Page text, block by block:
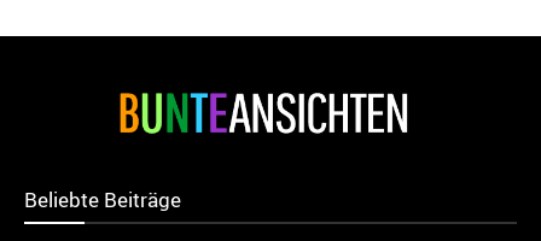
Beliebte Beiträge